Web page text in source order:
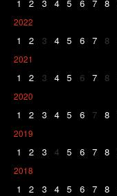
1 2 3 4 5 6 7 8
2022
1 2 3 4 5 6 7 8
2021
1 2 3 4 5 6 7 8
2020
1 2 3 4 5 6 7 8
2019
1 2 3 4 5 6 7 8
2018
1 2 3 4 5 6 7 8